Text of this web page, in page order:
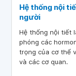
Hệ thống nội
người
Hệ thống nội tiết
phóng các
trọng của cơ thể
và các cơ quan.